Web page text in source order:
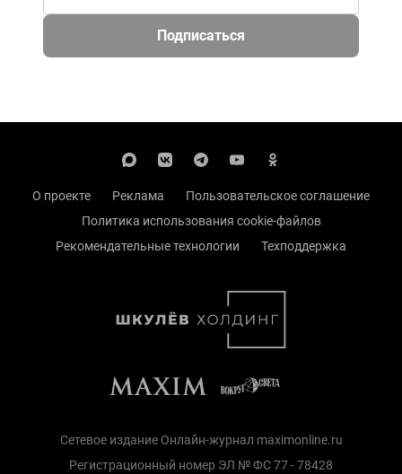
Подписаться
О проекте Реклама
Пользовательское соглашение
Политика использования cookie-файлов
Рекомендательные технологии
Техподдержка
Сетевое издание Онлайн-журнал maximonline.ru
Регистрационный номер ЭЛ № ФС 77 - 78428